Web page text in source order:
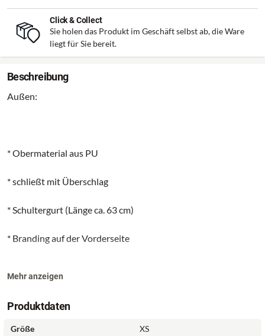
Click & Collect
Sie holen das Produkt im Geschäft selbst ab, die Ware
liegt für Sie bereit.
Beschreibung
Außen:
* Obermaterial aus PU
* schließt mit Überschlag
* Schultergurt (Länge ca. 63 cm)
* Branding auf der Vorderseite
Mehr anzeigen
Produktdaten
Größe XS